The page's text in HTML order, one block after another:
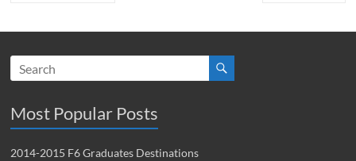
Most Popular Posts
2014-2015 F6 Graduates Destinations